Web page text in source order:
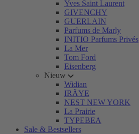
Yves Saint Laurent
GIVENCHY
GUERLAIN
Parfums de Marly
INITIO Parfums Privés
La Mer
Tom Ford
Eisenberg
Nieuw
Widian
IRÄYE
NEST NEW YORK
La Prairie
TYPEBEA
Sale & Bestsellers